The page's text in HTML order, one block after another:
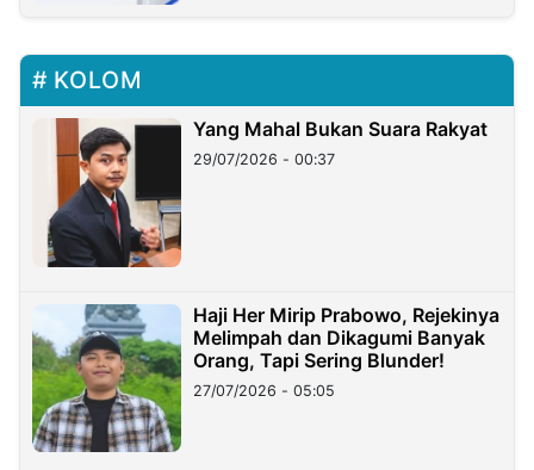
KOLOM
Yang Mahal Bukan Suara Rakyat
29/07/2026 - 00:37
Haji Her Mirip Prabowo, Rejekinya
Melimpah dan Dikagumi Banyak
Orang, Tapi Sering Blunder!
27/07/2026 - 05:05